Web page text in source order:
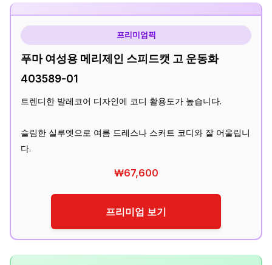
프리미엄픽
푸마 여성용 메리제인 스피드캣 고 운동화
403589-01
트렌디한 발레코어 디자인에 코디 활용도가 높습니다.
슬림한 실루엣으로 여름 드레스나 스커트 코디와 잘 어울립니
다.
₩67,600
프리미엄 보기